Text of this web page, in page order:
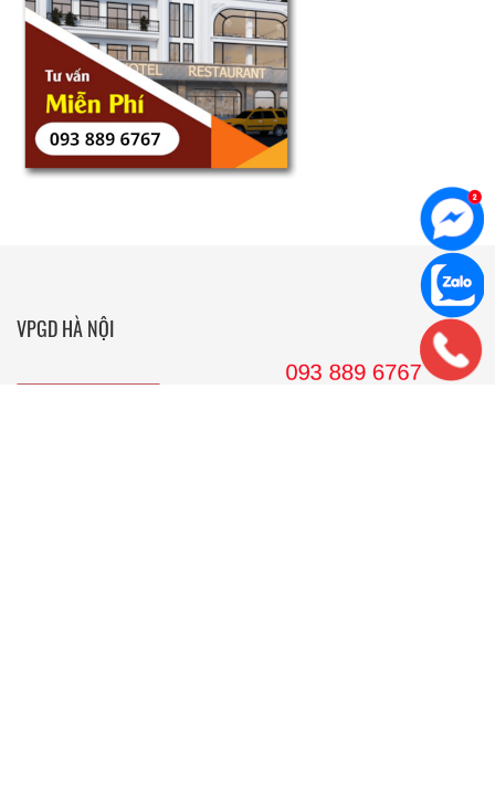
VPGD HÀ NỘI